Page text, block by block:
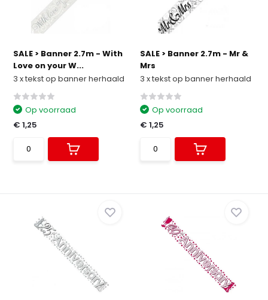
SALE > Banner 2.7m - With
Love on your W...
3 x tekst op banner herhaald
Op voorraad
€ 1,25
SALE > Banner 2.7m - Mr &
Mrs
3 x tekst op banner herhaald
Op voorraad
€ 1,25